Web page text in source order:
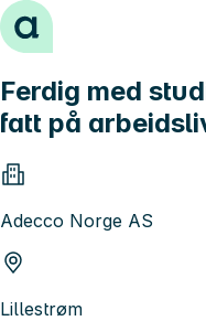
Hopp til innhold
Ferdig med
fatt på
Adecco Norge AS
Lillestrøm